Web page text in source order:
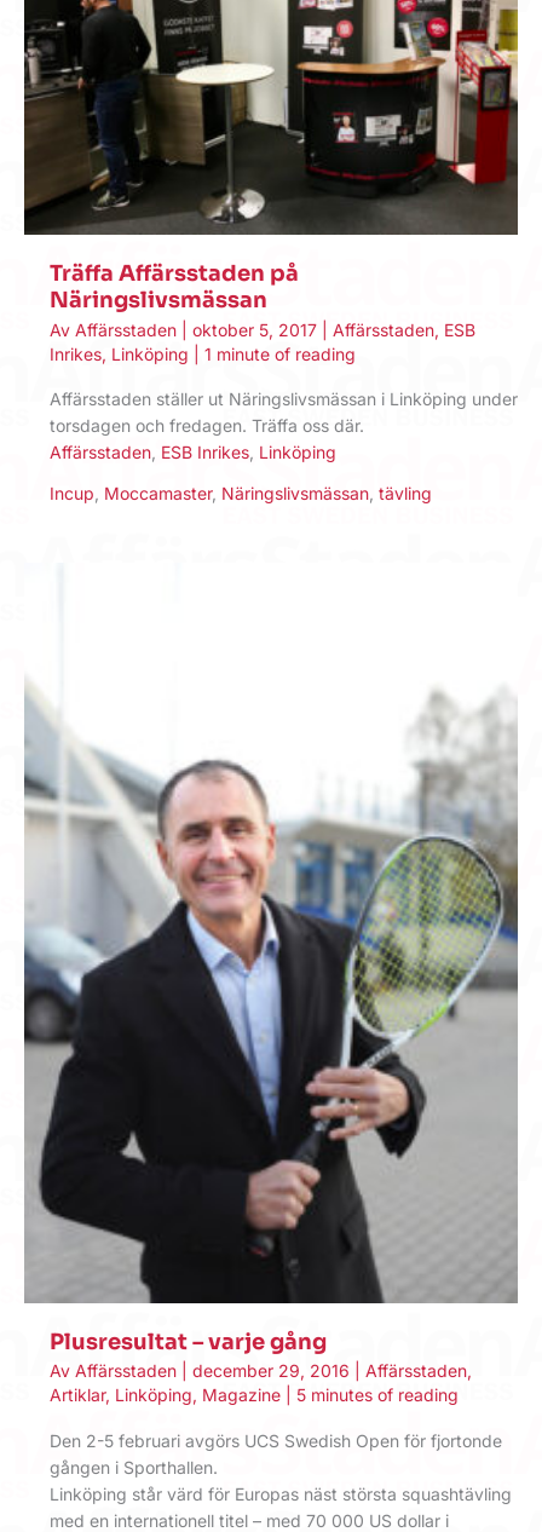
Träffa Affärsstaden på
Näringslivsmässan
Av Affärsstaden oktober 5, 2017 Affärsstaden, ESB
Inrikes, Linköping 1 minute of reading
Affärsstaden ställer ut Näringslivsmässan i Linköping under
torsdagen och fredagen. Träffa oss där.
Affärsstaden ESB Inrikes Linköping
Incup Moccamaster, Näringslivsmässan tävling
Plusresultat – varje gång
Av Affärsstaden december 29, 2016 Affärsstaden,
Artiklar, Linköping, Magazine 5 minutes of reading
Den 2-5 februari avgörs UCS Swedish Open för fjortonde
gången i Sporthallen.
Linköping står värd för Europas näst största squashtävling
med en internationell titel – med 70 000 US dollar i